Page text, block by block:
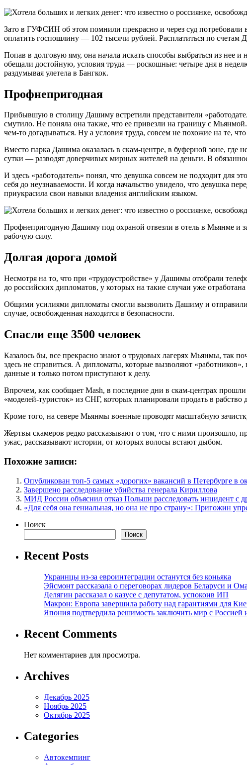
Зато в ГУФСИН об этом помнили прекрасно и через суд
оплатить госпошлину — 102 тысячи рублей. Расплатиться по счетам
Попав в долговую яму, она начала искать способы выбраться из нее
обещали достойную, условия труда — роскошные: четыре дня в
раздумывая улетела в Бангкок.
Профнепригодная
Прибывшую в столицу Дашиму встретили представители
смутило. Не поняла она также, что ее привезли на границу с
чем-то догадываться. Ну а условия труда, совсем не похожие на те,
Вместо парка Дашима оказалась в скам-центре, в буферной зоне, где
сутки — разводят доверчивых мирных жителей на деньги. В
И здесь «работодатель» понял, что девушка совсем не подходит
себя до неузнаваемости. И когда начальство увидело, что девушка
приукрасила свои навыки владения английским языком.
Профнепригодную Дашиму под охраной отвезли в отель в Мьянме и
рабочую силу.
Долгая дорога домой
Несмотря на то, что при «трудоустройстве» у Дашимы отобрали
до российских дипломатов, у которых на такие случаи уже
Общими усилиями дипломаты смогли вызволить Дашиму и отправили
случае, освобожденная находится в безопасности.
Спасли еще 3500 человек
Казалось бы, все прекрасно знают о трудовых лагерях Мьянмы, так
здесь не справиться. А дипломаты, которые вызволяют
данные и только потом приступают к делу.
Впрочем, как сообщает Mash, в последние дни в скам-центрах
«моделей-туристок» из СНГ, которых планировали продать в
Кроме того, на севере Мьянмы военные проводят масштабную
Жертвы скамеров редко рассказывают о том, что с ними произошло,
ужас, рассказывают истории, от которых волосы встают дыбом.
Похожие записи:
Опубликован топ-5 самых «дорогих» вакансий в Петербурге в
Завершено расследование убийства генерала Кириллова
МИД России объяснил отказ Польши расследовать инцидент с
«Для себя она гениальная, но она не про страну»: Пригожин
Поиск
Поиск
Recent Posts
Украинцы из-за евроинтеграции останутся без коньяка
Эйсмонт рассказала о переговорах лидеров Беларуси и
Делягин рассказал о казусе с депутатом, успокоив ИП
Макрон: Европа завершила работу над гарантиями для
Япония подтвердила решимость заключить мир с Россией
Recent Comments
Нет комментариев для просмотра.
Archives
Декабрь 2025
Ноябрь 2025
Октябрь 2025
Categories
Автокемпинг